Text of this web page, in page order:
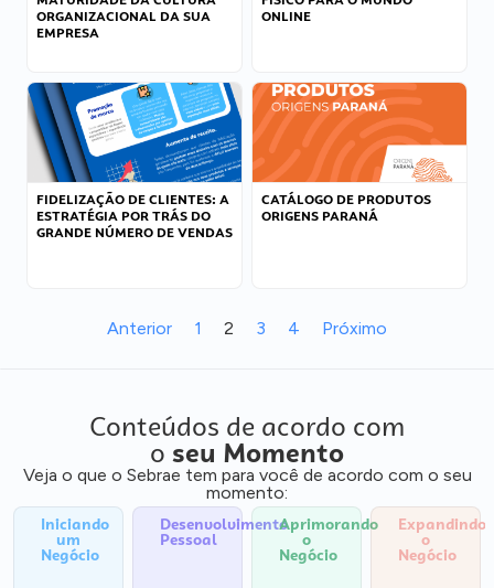
ORGANIZACIONAL DA SUA
EMPRESA
ONLINE
FIDELIZAÇÃO DE CLIENTES: A
ESTRATÉGIA POR TRÁS DO
GRANDE NÚMERO DE VENDAS
CATÁLOGO DE PRODUTOS
ORIGENS PARANÁ
Anterior 1 2 3 4 Próximo
Conteúdos de acordo com
o seu Momento
Veja o que o Sebrae tem para você de acordo com o seu
momento:
Iniciando
um
Negócio
Desenvolvimento
Pessoal
Aprimorando
o
Negócio
Expandindo
o
Negócio